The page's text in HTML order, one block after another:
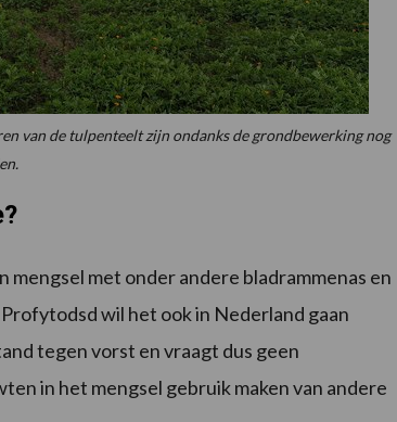
van de tulpenteelt zijn ondanks de grondbewerking nog
mengsel met onder andere bladrammenas en
wil het ook in Nederland gaan
tegen vorst en vraagt dus geen
in het mengsel gebruik maken van andere